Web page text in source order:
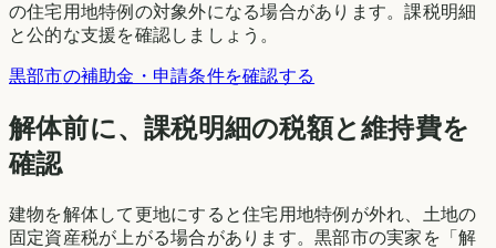
の住宅用地特例の対象外になる場合があります。課税明細
と公的な支援を確認しましょう。
黒部市の補助金・申請条件を確認する
解体前に、課税明細の税額と維持費を
確認
建物を解体して更地にすると住宅用地特例が外れ、土地の
固定資産税が上がる場合があります。黒部市の実家を「解